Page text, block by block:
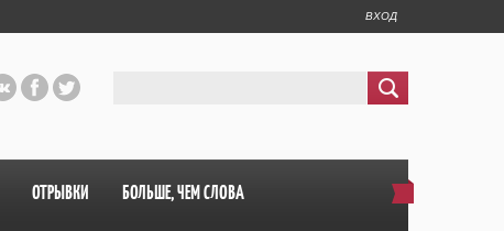
ВХОД
ОТРЫВКИ БОЛЬШЕ, ЧЕМ СЛОВА